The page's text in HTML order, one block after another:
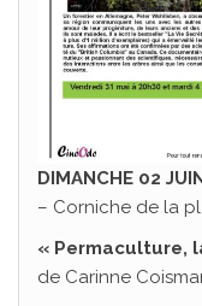
DIMANCHE 02
– Corniche de la
« Permaculture,
de Carinne